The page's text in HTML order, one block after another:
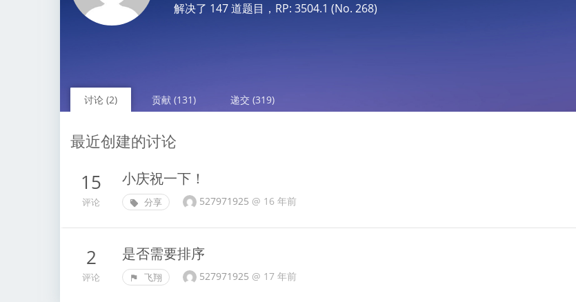
解决了 147 道题目，RP: 3504.1 (No. 268)
讨论 (2) 贡献 (131) 递交 (319)
最近创建的讨论
15
评论
小庆祝一下！
分享 527971925 @ 16 年前
2
评论
是否需要排序
飞翔 527971925 @ 17 年前